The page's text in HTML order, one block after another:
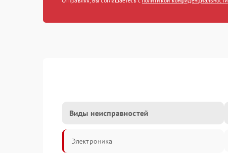
Виды неисправностей
Электроника